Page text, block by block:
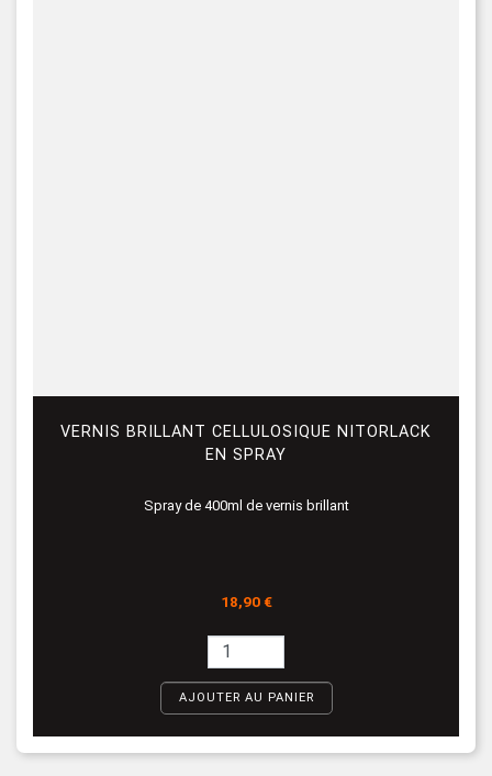
VERNIS BRILLANT CELLULOSIQUE NITORLACK
EN SPRAY
Spray de 400ml de vernis brillant
Prix
18,90 €
AJOUTER AU PANIER